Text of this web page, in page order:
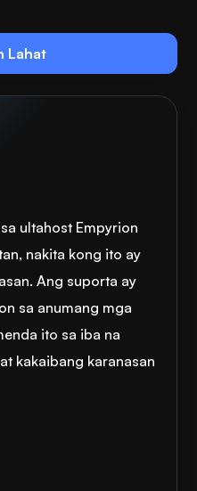
Lahat
ultahost Empyrion
nakita kong ito ay
Ang suporta ay
sa anumang mga
ito sa iba na
kakaibang karanasan